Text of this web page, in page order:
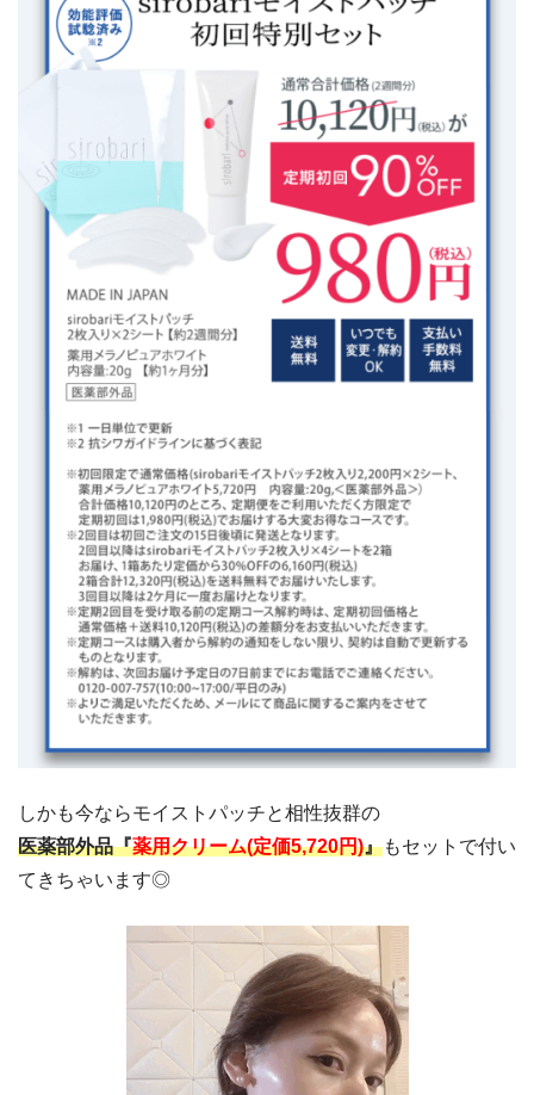
しかも今ならモイストパッチと相性抜群の
医薬部外品『薬用クリーム(定価5,720円)』もセットで付い
てきちゃいます◎